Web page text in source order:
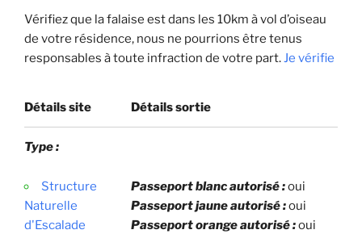
Vérifiez que la falaise est dans les 10km à vol d’oiseau
de votre résidence, nous ne pourrions être tenus
responsables à toute infraction de votre part.Je vérifie
Détails site Détails sortie
Type :
Structure
Naturelle
d'Escalade
Passeport blanc autorisé :oui
Passeport jaune autorisé :oui
Passeport orange autorisé :oui